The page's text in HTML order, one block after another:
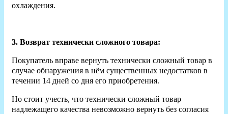
охлаждения.
3. Возврат технически сложного товара:
Покупатель вправе вернуть технически сложный товар в
случае обнаружения в нём существенных недостатков в
течении 14 дней со дня его приобретения.
Но стоит учесть, что технически сложный товар
надлежащего качества невозможно вернуть без согласия